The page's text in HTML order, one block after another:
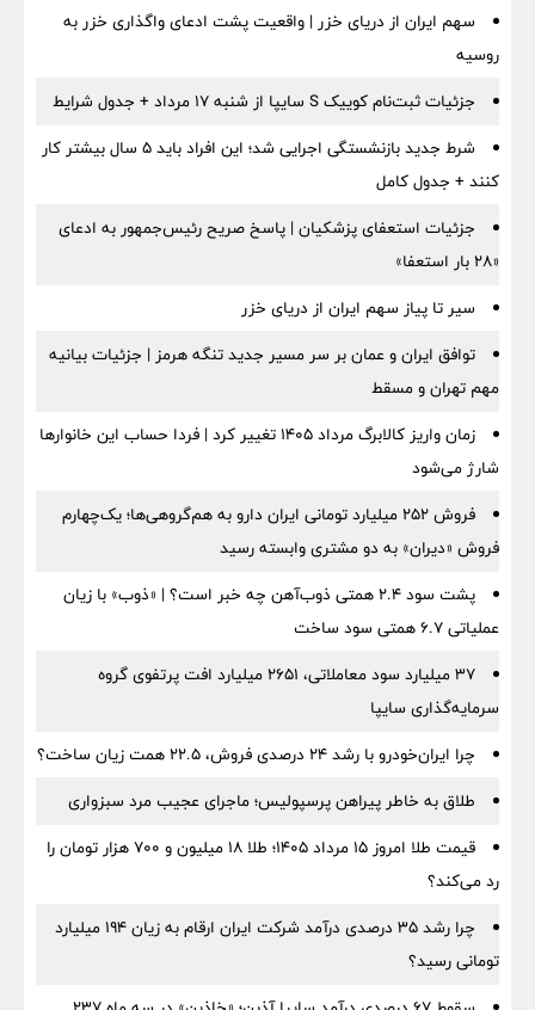
سهم ایران از دریای خزر | واقعیت پشت ادعای واگذاری خزر به
روسیه
جزئیات ثبت‌نام کوییک S سایپا از شنبه ۱۷ مرداد + جدول شرایط
شرط جدید بازنشستگی اجرایی شد؛ این افراد باید ۵ سال بیشتر کار
کنند + جدول کامل
جزئیات استعفای پزشکیان | پاسخ صریح رئیس‌جمهور به ادعای
«۲۸ بار استعفا»
سیر تا پیاز سهم ایران از دریای خزر
توافق ایران و عمان بر سر مسیر جدید تنگه هرمز | جزئیات بیانیه
مهم تهران و مسقط
زمان واریز کالابرگ مرداد ۱۴۰۵ تغییر کرد | فردا حساب این خانوارها
شارژ می‌شود
فروش ۲۵۲ میلیارد تومانی ایران دارو به هم‌گروهی‌ها؛ یک‌چهارم
فروش «دیران» به دو مشتری وابسته رسید
پشت سود ۲.۴ همتی ذوب‌آهن چه خبر است؟ | «ذوب» با زیان
عملیاتی ۶.۷ همتی سود ساخت
۳۷ میلیارد سود معاملاتی، ۲۶۵۱ میلیارد افت پرتفوی گروه
سرمایه‌گذاری سایپا
چرا ایران‌خودرو با رشد ۲۴ درصدی فروش، ۲۲.۵ همت زیان ساخت؟
طلاق به خاطر پیراهن پرسپولیس؛ ماجرای عجیب مرد سبزواری
قیمت طلا امروز ۱۵ مرداد ۱۴۰۵؛ طلا ۱۸ میلیون و ۷۰۰ هزار تومان را
رد می‌کند؟
چرا رشد ۳۵ درصدی درآمد شرکت ایران ارقام به زیان ۱۹۴ میلیارد
تومانی رسید؟